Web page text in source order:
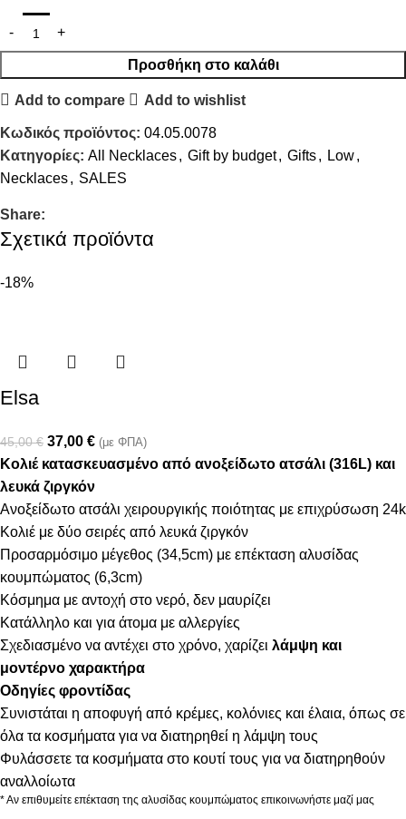
Προσθήκη στο καλάθι
Add to compare Add to wishlist
Κωδικός προϊόντος: 04.05.0078
Κατηγορίες: All Necklaces, Gift by budget, Gifts, Low,
Necklaces, SALES
Share:
Σχετικά προϊόντα
-18%
Elsa
45,00€ 37,00 € (με ΦΠΑ)
Κολιέ κατασκευασμένο από ανοξείδωτο ατσάλι (316L) και
λευκά ζιργκόν
Ανοξείδωτο ατσάλι χειρουργικής ποιότητας με επιχρύσωση 24k
Κολιέ με δύο σειρές από λευκά ζιργκόν
Προσαρμόσιμο μέγεθος (34,5cm) με επέκταση αλυσίδας
κουμπώματος (6,3cm)
Κόσμημα με αντοχή στο νερό, δεν μαυρίζει
Κατάλληλο και για άτομα με αλλεργίες
Σχεδιασμένο να αντέχει στο χρόνο, χαρίζει λάμψη και
μοντέρνο χαρακτήρα
Οδηγίες φροντίδας
Συνιστάται η αποφυγή από κρέμες, κολόνιες και έλαια, όπως σε
όλα τα κοσμήματα για να διατηρηθεί η λάμψη τους
Φυλάσσετε τα κοσμήματα στο κουτί τους για να διατηρηθούν
αναλλοίωτα
* Αν επιθυμείτε επέκταση της αλυσίδας κουμπώματος επικοινωνήστε μαζί μας